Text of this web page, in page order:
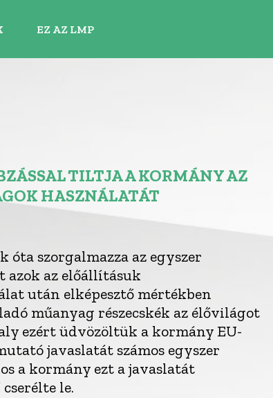
EZ AZ LMP
TILTJA A KORMÁNY AZ
HASZNÁLATÁT
óta szorgalmazza az egyszer
azok az előállításuk
után elképesztő mértékben
műanyag részecskék az élővilágot
ezért üdvözöltük a kormány EU-
javaslatát számos egyszer
a kormány ezt a javaslatát
le.